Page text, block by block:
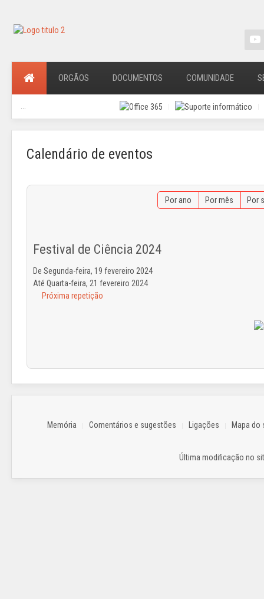
ORGÃOS DOCUMENTOS COMUNIDADE
Calendário de eventos
Por ano Por mês Por
Festival de Ciência 2024
De Segunda-feira, 19 fevereiro 2024
Até Quarta-feira, 21 fevereiro 2024
Próxima repetição
Memória Comentários e sugestões Ligações Mapa do
Última modificação no